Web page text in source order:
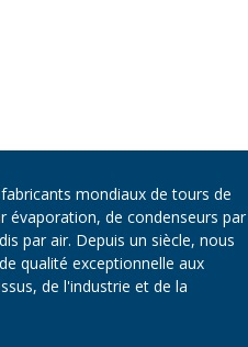
mondiaux de tours de
évaporation, de condenseurs par
par air. Depuis un siècle, nous
qualité exceptionnelle aux
de l'industrie et de la